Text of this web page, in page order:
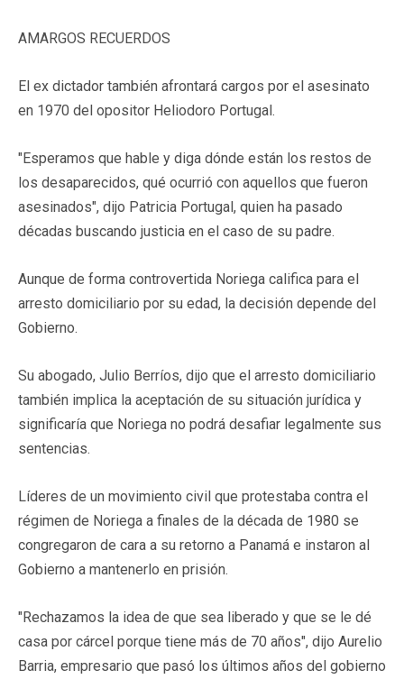
AMARGOS RECUERDOS
El ex dictador también afrontará cargos por el asesinato
en 1970 del opositor Heliodoro Portugal.
"Esperamos que hable y diga dónde están los restos de
los desaparecidos, qué ocurrió con aquellos que fueron
asesinados", dijo Patricia Portugal, quien ha pasado
décadas buscando justicia en el caso de su padre.
Aunque de forma controvertida Noriega califica para el
arresto domiciliario por su edad, la decisión depende del
Gobierno.
Su abogado, Julio Berríos, dijo que el arresto domiciliario
también implica la aceptación de su situación jurídica y
significaría que Noriega no podrá desafiar legalmente sus
sentencias.
Líderes de un movimiento civil que protestaba contra el
régimen de Noriega a finales de la década de 1980 se
congregaron de cara a su retorno a Panamá e instaron al
Gobierno a mantenerlo en prisión.
"Rechazamos la idea de que sea liberado y que se le dé
casa por cárcel porque tiene más de 70 años", dijo Aurelio
Barria, empresario que pasó los últimos años del gobierno